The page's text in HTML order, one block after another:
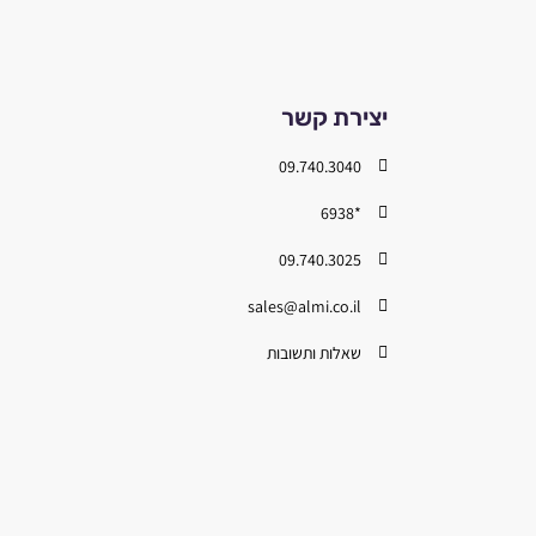
יצירת קשר
09.740.3040
*6938
09.740.3025
sales@almi.co.il
שאלות ותשובות